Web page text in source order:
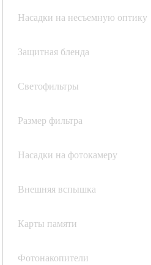
Насадки на несъемную оптику
Защитная бленда
Светофильтры
Размер фильтра
Насадки на фотокамеру
Внешняя вспышка
Карты памяти
Фотонакопители